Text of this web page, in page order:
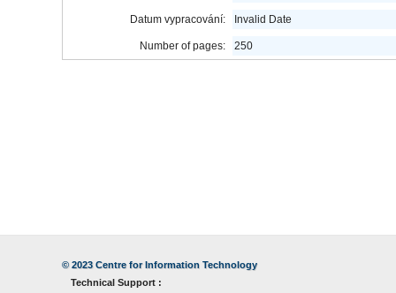
Datum vypracování: Invalid Date
Number of pages: 250
© 2023 Centre for Information Technology
Technical Support :